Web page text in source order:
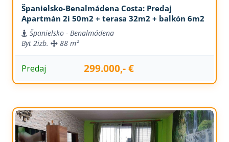
Španielsko-Benalmádena Costa: Predaj
Apartmán 2i 50m2 + terasa 32m2 + balkón 6m2
Španielsko - Benalmádena
Byt 2izb. 88 m²
Predaj 299.000,- €